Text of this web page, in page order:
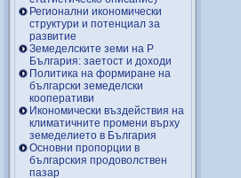
Регионални икономически
структури и потенциал за
развитие
Земеделските земи на Р
България: заетост и доходи
Политика на формиране на
български земеделски
кооперативи
Икономически въздействия на
климатичните промени върху
земеделието в България
Основни пропорции в
българския продоволствен
пазар